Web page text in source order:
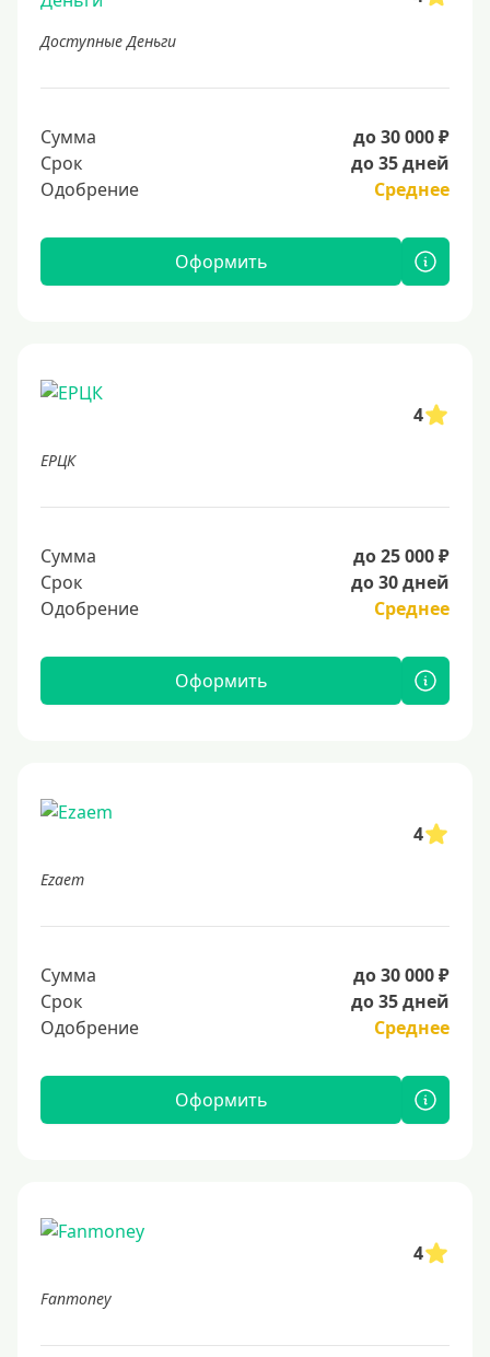
Доступные Деньги
Сумма
до 30 000 ₽
Срок
до 35 дней
Одобрение
Среднее
Оформить
4
ЕРЦК
Сумма
до 25 000 ₽
Срок
до 30 дней
Одобрение
Среднее
Оформить
4
Ezaem
Сумма
до 30 000 ₽
Срок
до 35 дней
Одобрение
Среднее
Оформить
4
Fanmoney